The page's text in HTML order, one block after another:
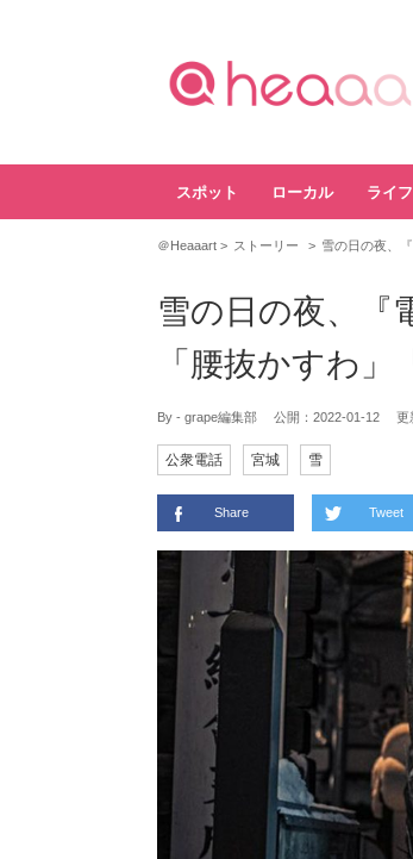
スポット ローカル ライフ
＠Heaaart ストーリー 雪の日の夜、
雪の日の夜、
「腰抜かすわ」
By - grape編集部 公開： 2022-01-12 更
公衆電話 宮城 雪
Share Tweet